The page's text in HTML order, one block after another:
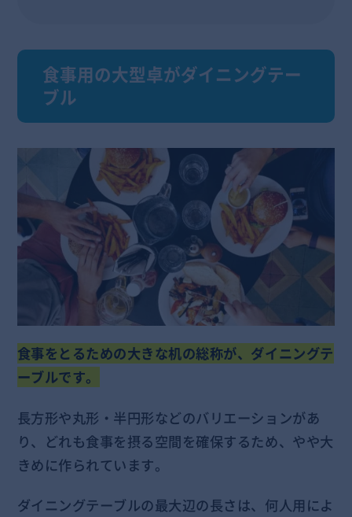
食事用の大型卓がダイニングテー
ブル
食事をとるための大きな机の総称が、ダイニングテ
ーブルです。
長方形や丸形・半円形などのバリエーションがあ
り、どれも食事を摂る空間を確保するため、やや大
きめに作られています。
ダイニングテーブルの最大辺の長さは、何人用によ